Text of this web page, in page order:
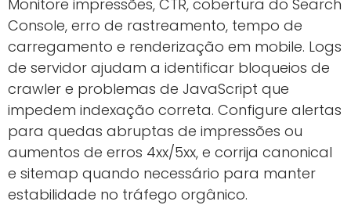
Monitore impressões, CTR, cobertura do Search
Console, erro de rastreamento, tempo de
carregamento e renderização em mobile. Logs
de servidor ajudam a identificar bloqueios de
crawler e problemas de JavaScript que
impedem indexação correta. Configure alertas
para quedas abruptas de impressões ou
aumentos de erros 4xx/5xx, e corrija canonical
e sitemap quando necessário para manter
estabilidade no tráfego orgânico.